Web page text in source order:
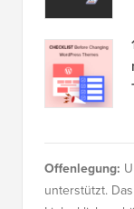
Offenlegung:
unterstützt.